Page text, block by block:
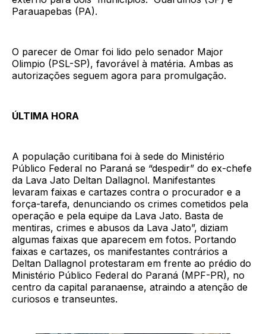
Parauapebas (PA).
O parecer de Omar foi lido pelo senador Major
Olimpio (PSL-SP), favorável à matéria. Ambas as
autorizações seguem agora para promulgação.
ÚLTIMA HORA
A população curitibana foi à sede do Ministério
Público Federal no Paraná se “despedir” do ex-chefe
da Lava Jato Deltan Dallagnol. Manifestantes
levaram faixas e cartazes contra o procurador e a
força-tarefa, denunciando os crimes cometidos pela
operação e pela equipe da Lava Jato. Basta de
mentiras, crimes e abusos da Lava Jato”, diziam
algumas faixas que aparecem em fotos. Portando
faixas e cartazes, os manifestantes contrários a
Deltan Dallagnol protestaram em frente ao prédio do
Ministério Público Federal do Paraná (MPF-PR), no
centro da capital paranaense, atraindo a atenção de
curiosos e transeuntes.